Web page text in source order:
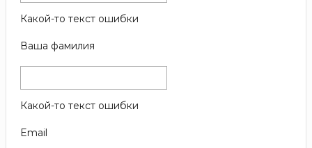
Какой-то текст ошибки
Ваша фамилия
Какой-то текст ошибки
Email